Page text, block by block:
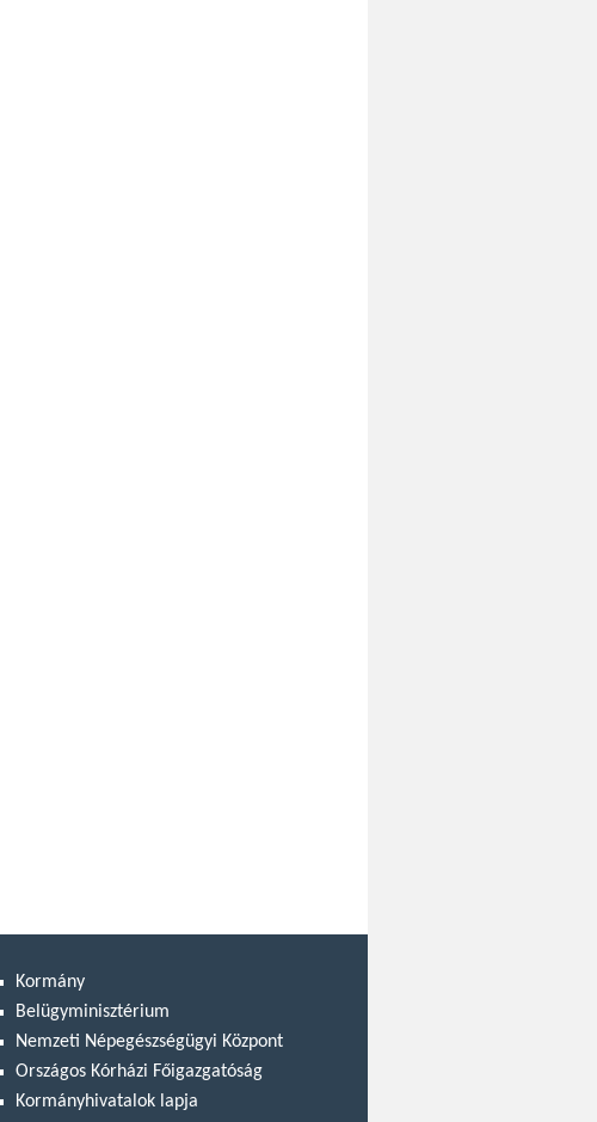
Kormány
Belügyminisztérium
Nemzeti Népegészségügyi Központ
Országos Kórházi Főigazgatóság
Kormányhivatalok lapja